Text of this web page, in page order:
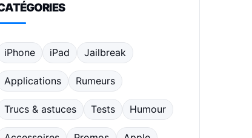
iPhone iPad Jailbreak
Applications Rumeurs
Trucs & astuces Tests Humour